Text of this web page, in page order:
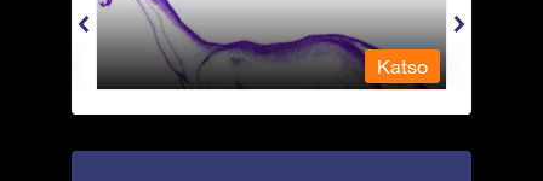
Katso